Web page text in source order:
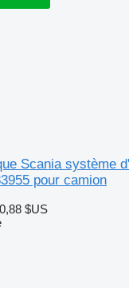
Scania système
pour camion
$US